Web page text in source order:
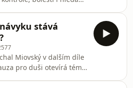
z ordinace – bez teorie,
Papežová, proč tuto
skrývají, jakou roli
perfekcionismus – a
složitost léčby možné
k normálnímu životu.
stává
Miovský v dalším díle
pro duši otevírá téma,